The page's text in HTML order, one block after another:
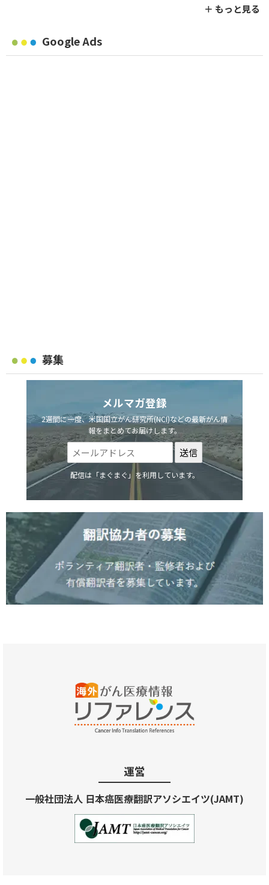
＋ もっと見る
Google Ads
募集
メルマガ登録
2週間に一度、米国国立がん研究所(NCI)などの最新がん情
報をまとめてお届けします。
配信は「まぐまぐ」を利用しています。
運営
一般社団法人 日本癌医療翻訳アソシエイツ(JAMT)